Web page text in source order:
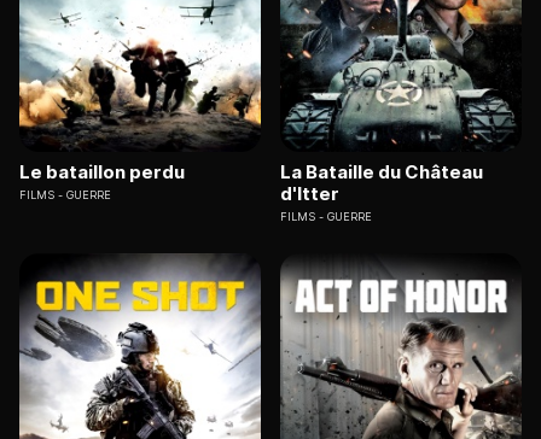
Le bataillon perdu
FILMS GUERRE
La Bataille du Château
d'Itter
FILMS GUERRE